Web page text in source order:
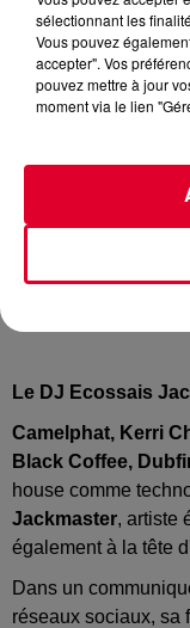
Le DJ Ecossais
Camelphat, Kerri
Black Coffee,
house comme
Jackmaster, artiste
également à la tête
Dans un
réseaux sociaux, sa
sélectionnant les
Vous pouvez
accepter". Vos
pouvez mettre à jour
moment via le lien